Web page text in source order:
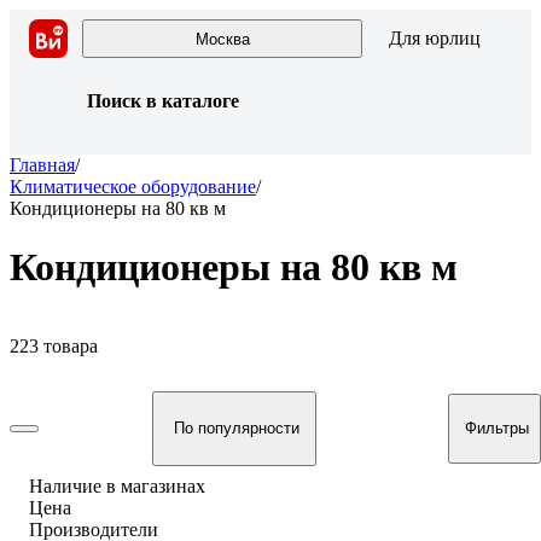
Москва Для юрлиц
Поиск в каталоге
Главная/
Климатическое оборудование/
Кондиционеры на 80 кв м
Кондиционеры на 80 кв м
223 товара
По популярности Фильтры
Наличие в магазинах
Цена
Производители